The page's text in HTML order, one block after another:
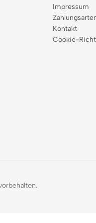
Impressum
Kontakt
Cookie-